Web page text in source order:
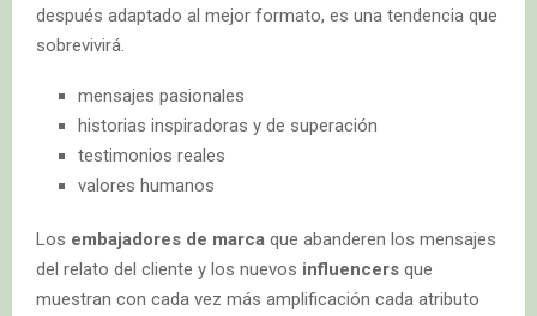
después adaptado al mejor formato, es una tendencia que
sobrevivirá.
mensajes pasionales
historias inspiradoras y de superación
testimonios reales
valores humanos
Los embajadores de marca que abanderen los mensajes
del relato del cliente y los nuevos influencers que
muestran con cada vez más amplificación cada atributo